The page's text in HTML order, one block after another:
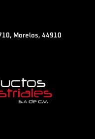
Morelos, 44910